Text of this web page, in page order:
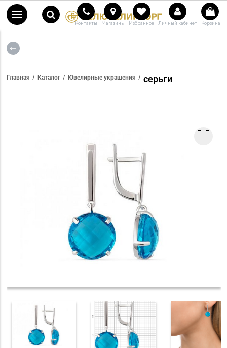
Контакты Магазины Избранное Личный кабинет Корзина
Главная Каталог Ювелирные украшения серьги